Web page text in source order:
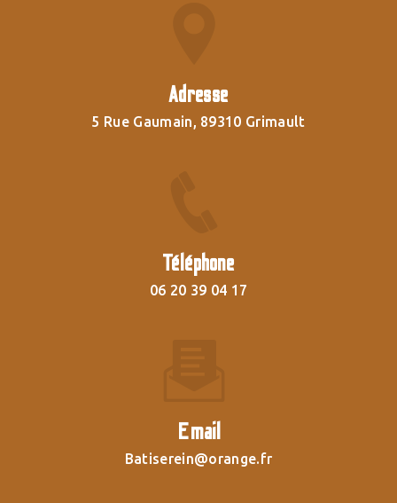
Adresse
5 Rue Gaumain, 89310 Grimault
Téléphone
06 20 39 04 17
Email
batiserein@orange.fr